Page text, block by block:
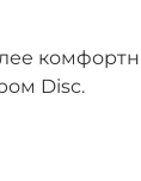
Disc.